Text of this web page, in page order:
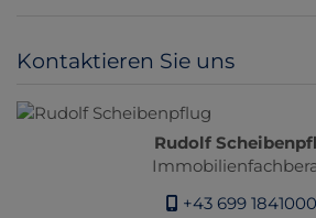
Kontaktieren Sie uns
Rudolf
+43 699